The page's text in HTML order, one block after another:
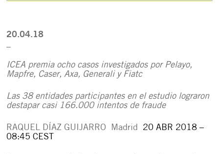
20.04.18
ICEA premia ocho casos investigados por Pelayo,
Mapfre, Caser, Axa, Generali y Fiatc
Las 38 entidades participantes en el estudio lograron
destapar casi 166.000 intentos de fraude
RAQUEL DÍAZ GUIJARRO Madrid
20 ABR 2018 –
08:45 CEST